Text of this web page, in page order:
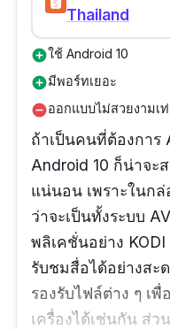
Thailand
add_circleใช้ Android 10
add_circleมีพอร์ทเยอะ
remove_circleออกแบบไม่สวยงามเ
ถ้าเป็นคนที่ต้องการ
Android 10 ก็น่าจะ
แน่นอน เพราะในก
ว่าจะเป็นทั้งระบบ
พลิเคชั่นอย่าง KODI
รับชมสื่อได้อย่างสะ
รองรับไฟล์ต่าง ๆ เ
เครื่องได้เช่นกัน ส่